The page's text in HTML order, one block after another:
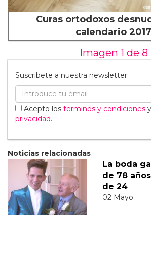
Curas ortodoxos
calendario 2017
Imagen 1 de 8
Suscribete a nuestra newsletter:
Acepto los terminos y condiciones
privacidad.
Noticias relacionadas
La boda
de 78
de 24
02 Mayo